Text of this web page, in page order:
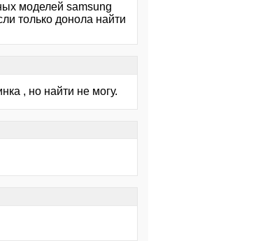
моделей samsung
только донола найти
, но найти не могу.